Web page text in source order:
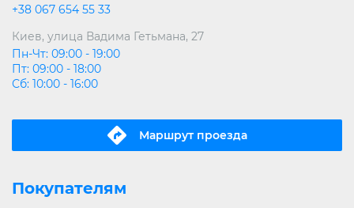
+38 067 654 55 33
Киев, улица Вадима Гетьмана, 27
Пн-Чт: 09:00 - 19:00
Пт: 09:00 - 18:00
Сб: 10:00 - 16:00
Маршрут проeзда
Покупателям